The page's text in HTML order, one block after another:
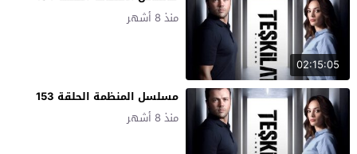
02:15:05
منذ 8 أشهر
مسلسل المنظمة الحلقة 153
منذ 8 أشهر